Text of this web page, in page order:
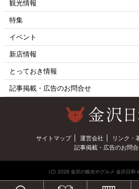
観光情報
特集
イベント
新店情報
とっておき情報
記事掲載・広告のお問合せ
サイトマップ 運営会社
リンク・
記事掲載・広告のお問
（C) 2026 金沢の観光やグルメ 金沢日